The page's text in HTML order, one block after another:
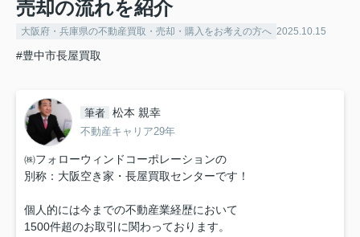
売却の流れを紹介
大阪府・兵庫県の不動産買取・売却・購入をお考えの方へ 2025.10.15
#豊中市長屋買取
筆者 松本 親幸
不動産キャリア29年
㈱フォローウィンドコーポレーションの
別称：大阪空き家・長屋買取センターです！
個人的には今までの不動産業経歴において
1500件超のお取引に関わっております。